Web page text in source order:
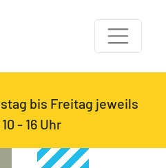
bis Freitag jeweils
- 16 Uhr